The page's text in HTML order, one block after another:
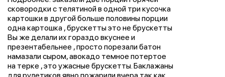
сковородки с телятиной в одной три кусочка
картошки в другой больше половины порции
одна картошка , брускетты это не брускетты
Вы же делали их гораздо вкуснее и
презентабельнее , просто порезали батон
намазали сыром, авокадо темное потертое
на терке , это ужасные брускетты. Баклажаны